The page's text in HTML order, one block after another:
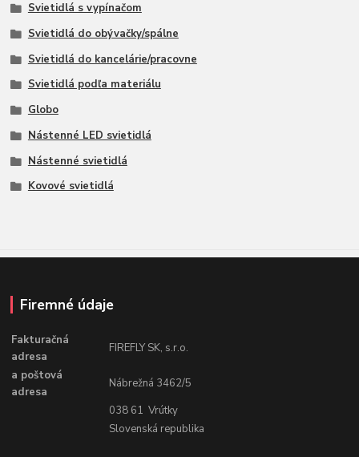
Svietidlá s vypínačom
Svietidlá do obývačky/spálne
Svietidlá do kancelárie/pracovne
Svietidlá podľa materiálu
Globo
Nástenné LED svietidlá
Nástenné svietidlá
Kovové svietidlá
Firemné údaje
Fakturačná
adresa
FIREFLY SK, s.r.o.
a poštová
adresa
Nábrežná 3462/5
038 61 Vrútky
Slovenská republika